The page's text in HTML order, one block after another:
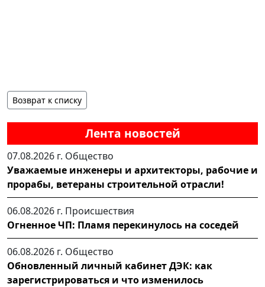
Лента новостей
07.08.2026 г. Общество
Уважаемые инженеры и архитекторы, рабочие и
прорабы, ветераны строительной отрасли!
06.08.2026 г. Происшествия
Огненное ЧП: Пламя перекинулось на соседей
06.08.2026 г. Общество
Обновленный личный кабинет ДЭК: как
зарегистрироваться и что изменилось
Возврат к списку